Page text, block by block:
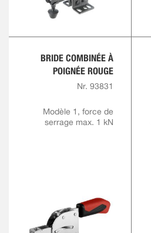
BRIDE COMBINÉE À
POIGNÉE ROUGE
Nr. 93831
Modèle 1, force de
serrage max. 1 kN